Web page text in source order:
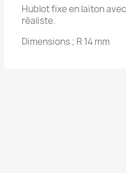
Hublot fixe en laiton
réaliste.
Dimensions ; R 14 mm